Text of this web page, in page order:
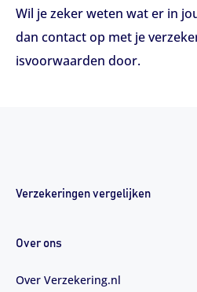
Wil je zeker weten wat er in
dan contact op met je
isvoorwaarden door.
Verzekeringen vergelijken
Over ons
Over Verzekering.nl